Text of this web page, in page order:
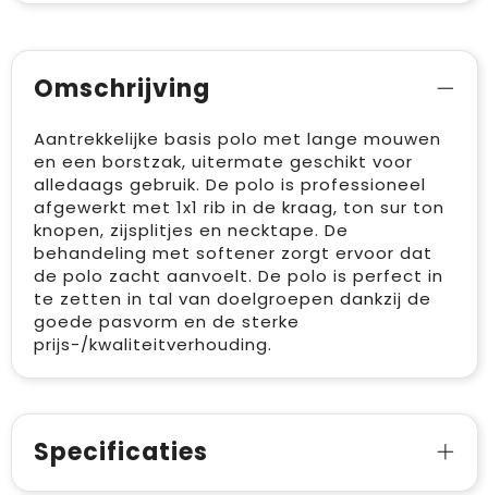
Omschrijving
Aantrekkelijke basis polo met lange mouwen
en een borstzak, uitermate geschikt voor
alledaags gebruik. De polo is professioneel
afgewerkt met 1x1 rib in de kraag, ton sur ton
knopen, zijsplitjes en necktape. De
behandeling met softener zorgt ervoor dat
de polo zacht aanvoelt. De polo is perfect in
te zetten in tal van doelgroepen dankzij de
goede pasvorm en de sterke
prijs-/kwaliteitverhouding.
Specificaties